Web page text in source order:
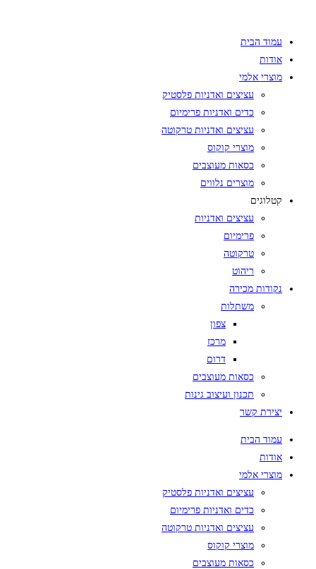
עמוד הבית
אודות
מוצרי אלמי
עציצים ואדניות פלסטיק
כדים ואדניות פרימיום
עציצים ואדניות טרקוטה
מוצרי קוקוס
כסאות מעוצבים
מוצרים נלווים
קטלוגים
עציצים ואדניות
פרימיום
טרקוטה
ריהוט
נקודות מכירה
משתלות
צפון
מרכז
דרום
כסאות מעוצבים
תכנון ועיצוב גינות
יצירת קשר
עמוד הבית
אודות
מוצרי אלמי
עציצים ואדניות פלסטיק
כדים ואדניות פרימיום
עציצים ואדניות טרקוטה
מוצרי קוקוס
כסאות מעוצבים